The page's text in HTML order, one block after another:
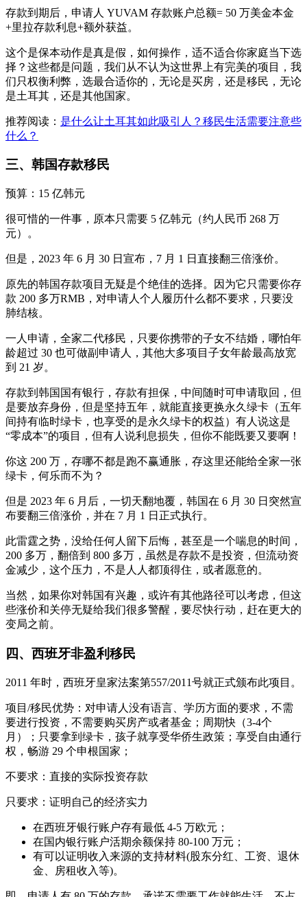
存款到期后，申请人 YUVAM 存款账户总额= 50 万美金本金
+里拉存款利息+额外获益。
这个是保本动作是真是假，如何操作，适不适合你家庭当下选
择？这些都是问题，我们从不认为这世界上有完美的项目，我
们只权衡利弊，选最合适你的，无论是买房，还是移民，无论
是土耳其，还是其他国家。
推荐阅读： 是什么让土耳其如此吸引人？移民生活需要注意些
什么？
三、韩国存款移民
预算：15 亿韩元
很可惜的一件事，原本只需要 5 亿韩元（约人民币 268 万
元）。
但是，2023 年 6 月 30 日宣布，7 月 1 日直接翻三倍涨价。
原先的韩国存款项目无疑是个绝佳的选择。因为它只需要你存
款 200 多万RMB，对申请人个人履历什么都不要求，只要没
肺结核。
一人申请，全家二代移民，只要你携带的子女不结婚，哪怕年
龄超过 30 也可做副申请人，其他大多项目子女年龄最高放宽
到 21 岁。
存款到韩国国有银行，存款有担保，中间随时可申请取回，但
是要放弃身份，但是坚持五年，就能直接更换永久绿卡（五年
间持有临时绿卡，也享受的是永久绿卡的权益）有人说这是
“零成本”的项目，但有人说利息损失，但你不能既要又要啊！
你这 200 万，存哪不都是跑不赢通胀，存这里还能给全家一张
绿卡，何乐而不为？
但是 2023 年 6 月后，一切天翻地覆，韩国在 6 月 30 日突然宣
布要翻三倍涨价，并在 7 月 1 日正式执行。
此雷霆之势，没给任何人留下后悔，甚至是一个喘息的时间，
200 多万，翻倍到 800 多万，虽然是存款不是投资，但流动资
金减少，这个压力，不是人人都顶得住，或者愿意的。
当然，如果你对韩国有兴趣，或许有其他路径可以考虑，但这
些涨价和关停无疑给我们很多警醒，要尽快行动，赶在更大的
变局之前。
四、西班牙非盈利移民
2011 年时，西班牙皇家法案第557/2011号就正式颁布此项目。
项目/移民优势：对申请人没有语言、学历方面的要求，不需
要进行投资，不需要购买房产或者基金；周期快（3-4个
月）；只要拿到绿卡，孩子就享受华侨生政策；享受自由通行
权，畅游 29 个申根国家；
不要求：直接的实际投资存款
只要求：证明自己的经济实力
在西班牙银行账户存有最低 4-5 万欧元；
在国内银行账户活期余额保持 80-100 万元；
有可以证明收入来源的支持材料(股东分红、工资、退休
金、房租收入等)。